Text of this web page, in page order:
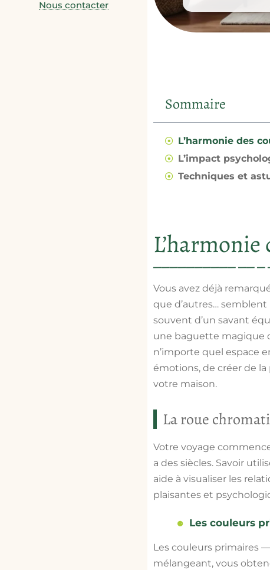
Nous contacter
Sommaire
L’harmonie des
L’impact
Techniques et
Vous avez déjà
que d’autres… semblent
souvent d’un savant
une baguette magique
n’importe quel espace
émotions, de créer de
votre maison.
La roue
Votre voyage
a des siècles. Savoir
aide à visualiser les
plaisantes et
Les couleurs
Les couleurs primaires
mélangeant, vous